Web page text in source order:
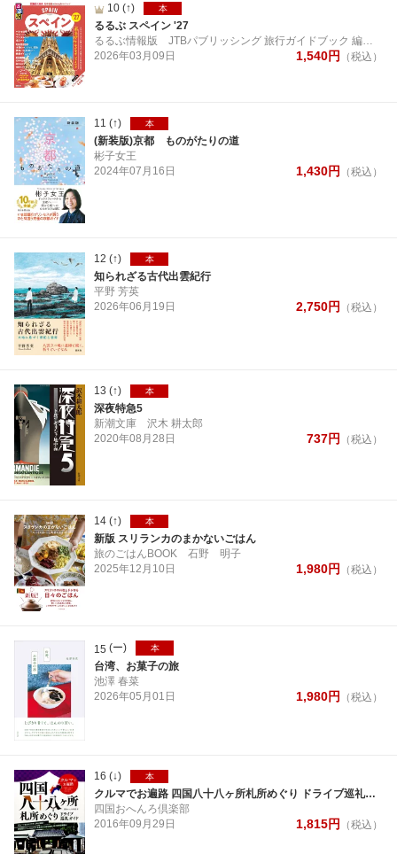
10 (↑) 本
るるぶ スペイン '27
るるぶ情報版 JTBパブリッシング 旅行ガイドブック 編集部
2026年03月09日 1,540円 （税込）
11 (↑) 本
(新装版)京都 ものがたりの道
彬子女王
2024年07月 16日 1,430円 （税込）
12 (↑) 本
知られざる古代出雲紀行
平野 芳英
2026年06月 19日 2,750円 （税込）
13 (↑) 本
深夜特急5
新潮文庫 沢木 耕太郎
2020年08月 28日 737円 （税込）
14 (↑) 本
新版 スリランカのまかないごはん
旅のごはんBOOK 石野 明子
2025年12月 10日 1,980円 （税込）
15 (ー) 本
台湾、お菓子の旅
池澤 春菜
2026年05月01日 1,980円 （税込）
16 (↓) 本
クルマでお遍路 四国八十八ヶ所札所めぐり ドライブ巡礼ガイド
四国おへんろ倶楽部
2016年09月 29日 1,815円 （税込）